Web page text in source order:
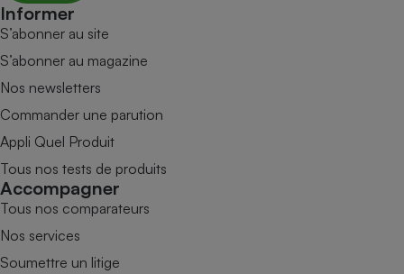
Informer
S’abonner au site
S’abonner au magazine
Nos newsletters
Commander une parution
Appli Quel Produit
Tous nos tests de produits
Accompagner
Tous nos comparateurs
Nos services
Soumettre un litige